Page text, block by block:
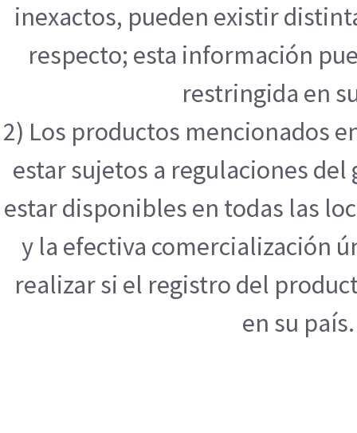
inexactos, pueden existir
respecto; esta información
restringida en
2) Los productos mencionados
estar sujetos a regulaciones
estar disponibles en todas las
y la efectiva comercialización
realizar si el registro del
en su país.